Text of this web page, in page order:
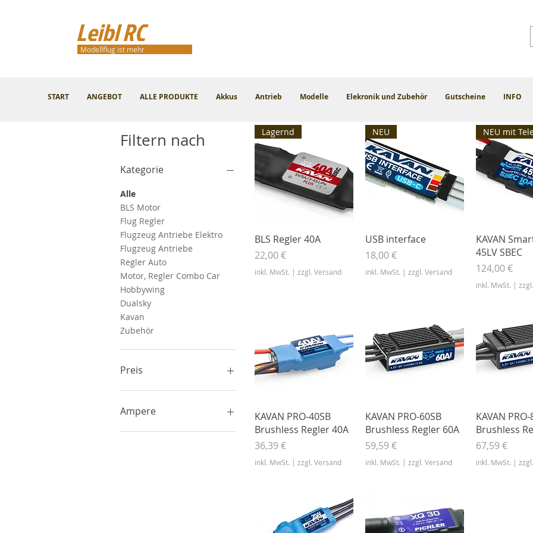
Leibl RC
START ANGEBOT ALLE PRODUKTE Akkus Antrieb Modelle Elekronik und Zubehör Gutscheine INFO
Modellflug ist mehr
Filtern nach
Kategorie
Alle
BLS Motor
Flug Regler
Flugzeug Antriebe Elektro
Flugzeug Antriebe
Regler Auto
Motor, Regler Combo Car
Hobbywing
Dualsky
Kavan
Zubehör
Preis
4 €
Ampere
Bis 30 Ampere
Schnellansicht
Lagernd
BLS Regler 40A
Preis
22,00 €
inkl. MwSt. |zzgl. Versand
Schnellansicht
NEU
USB interface
Preis
18,00 €
inkl. MwSt. | zzgl. Versand
KAVAN
45LV SBEC
Preis
124,00 €
inkl. MwSt. |
Schnellansicht
KAVAN PRO-40SB
Brushless Regler 40A
Preis
36,39 €
inkl. MwSt. |zzgl. Versand
Schnellansicht
KAVAN PRO-60SB
Brushless Regler 60A
Preis
59,59 €
inkl. MwSt. | zzgl. Versand
KAVAN PRO-
Brushless
Preis
67,59 €
inkl. MwSt. |